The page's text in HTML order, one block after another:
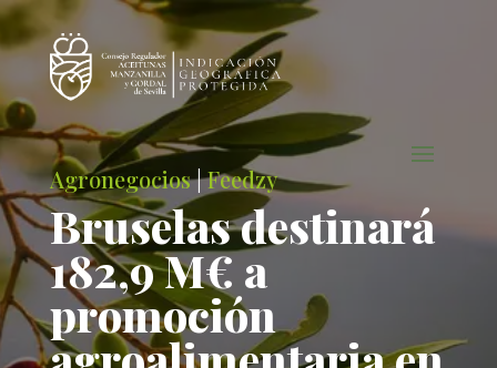
Agronegocios|Feedzy
Bruselas destinará
182,9 M€ a
promoción